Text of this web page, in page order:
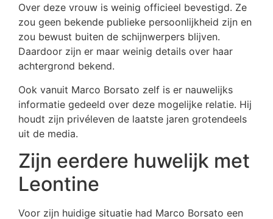
Over deze vrouw is weinig officieel bevestigd. Ze
zou geen bekende publieke persoonlijkheid zijn en
zou bewust buiten de schijnwerpers blijven.
Daardoor zijn er maar weinig details over haar
achtergrond bekend.
Ook vanuit Marco Borsato zelf is er nauwelijks
informatie gedeeld over deze mogelijke relatie. Hij
houdt zijn privéleven de laatste jaren grotendeels
uit de media.
Zijn eerdere huwelijk met
Leontine
Voor zijn huidige situatie had Marco Borsato een